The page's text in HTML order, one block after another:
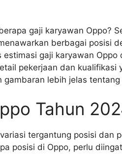
gaji karyawan Oppo?
berbagai posisi
gaji karyawan Oppo
pekerjaan dan kualifikasi
lebih jelas
Tahun
tergantung posisi dan
posisi di Oppo, perlu